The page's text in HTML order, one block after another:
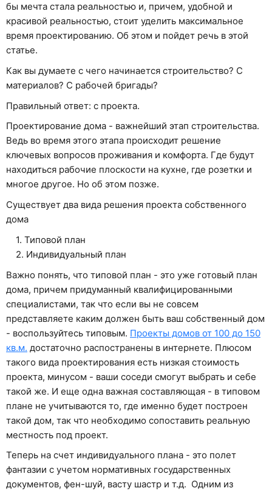
Общество
Рассказать новость
бы мечта стала реальностью и, причем, удобной и
красивой реальностью, стоит уделить максимальное
время проектированию. Об этом и пойдет речь в этой
статье.
Как вы думаете с чего начинается строительство? С
материалов? С рабочей бригады?
Правильный ответ: с проекта.
Проектирование дома - важнейший этап строительства.
Ведь во время этого этапа происходит решение
ключевых вопросов проживания и комфорта. Где будут
находиться рабочие плоскости на кухне, где розетки и
многое другое. Но об этом позже.
Существует два вида решения проекта собственного
дома
1. Типовой план
2. Индивидуальный план
Важно понять, что типовой план - это уже готовый план
дома, причем придуманный квалифицированными
специалистами, так что если вы не совсем
представляете каким должен быть ваш собственный дом
- воспользуйтесь типовым. Проекты домов от 100 до 150
кв.м. достаточно распостранены в интернете. Плюсом
такого вида проектирования есть низкая стоимость
проекта, минусом - ваши соседи смогут выбрать и себе
такой же. И еще одна важная составляющая - в типовом
плане не учитываются то, где именно будет построен
такой дом, так что необходимо сопоставить реальную
местность под проект.
Теперь на счет индивидуального плана - это полет
фантазии с учетом нормативных государственных
документов, фен-шуй, васту шастр и т.д. Одним из